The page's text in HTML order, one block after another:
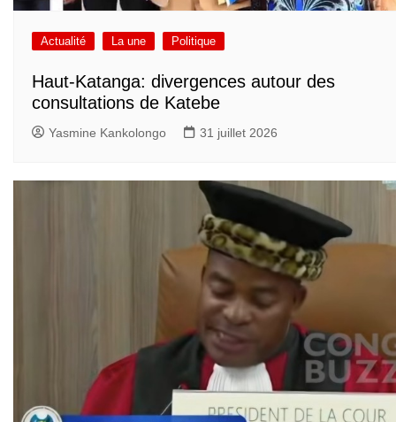
Actualité La une Politique
Haut-Katanga: divergences autour des
consultations de Katebe
Yasmine Kankolongo 31 juillet 2026